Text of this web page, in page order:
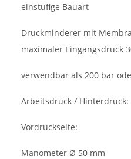
einstufige Bauart
Druckminderer mit
maximaler Eingangsdruck
verwendbar als 200 bar
Arbeitsdruck /
Vordruckseite:
Manometer Ø 50 mm